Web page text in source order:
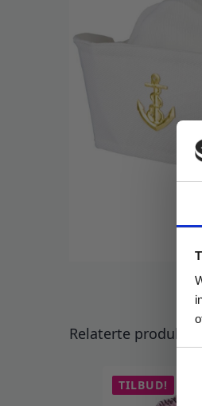
Relaterte produkter
TILBUD!